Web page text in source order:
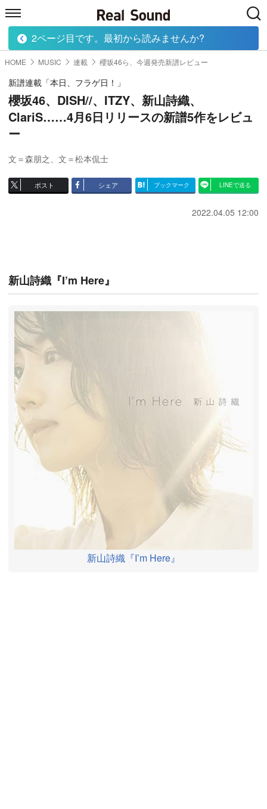
HOME MUSIC MOVIE TECH
HOME MUSIC 連載 櫻坂46ら、今週発売新譜レビュー
新譜連載「本日、フラゲ日！」
櫻坂46、DISH//、ITZY、新山詩織、
ClariS……4月6日リリースの新譜5作をレビュ
ー
文＝森朋之、 文＝松本侃士
ポスト シェア ブックマーク LINEで送る
2022.04.05 12:00
新山詩織『I’m Here』
新山詩織『I’m Here』
2ページ目です。最初から読みませんか?